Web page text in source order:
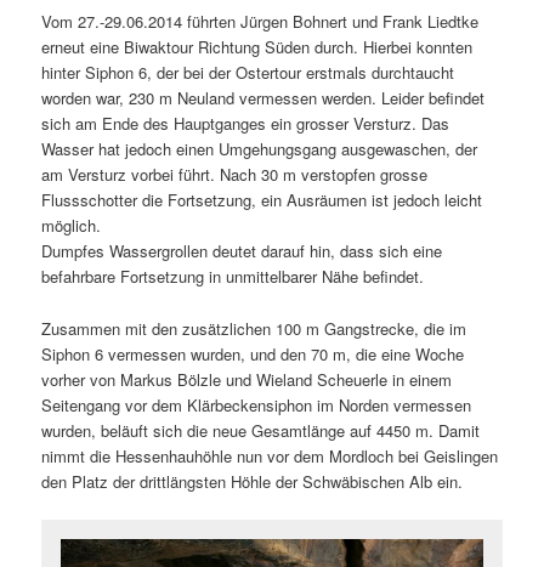
Vom 27.-29.06.2014 führten Jürgen Bohnert und Frank Liedtke
erneut eine Biwaktour Richtung Süden durch. Hierbei konnten
hinter Siphon 6, der bei der Ostertour erstmals durchtaucht
worden war, 230 m Neuland vermessen werden. Leider befindet
sich am Ende des Hauptganges ein grosser Versturz. Das
Wasser hat jedoch einen Umgehungsgang ausgewaschen, der
am Versturz vorbei führt. Nach 30 m verstopfen grosse
Flussschotter die Fortsetzung, ein Ausräumen ist jedoch leicht
möglich.
Dumpfes Wassergrollen deutet darauf hin, dass sich eine
befahrbare Fortsetzung in unmittelbarer Nähe befindet.
Zusammen mit den zusätzlichen 100 m Gangstrecke, die im
Siphon 6 vermessen wurden, und den 70 m, die eine Woche
vorher von Markus Bölzle und Wieland Scheuerle in einem
Seitengang vor dem Klärbeckensiphon im Norden vermessen
wurden, beläuft sich die neue Gesamtlänge auf 4450 m. Damit
nimmt die Hessenhauhöhle nun vor dem Mordloch bei Geislingen
den Platz der drittlängsten Höhle der Schwäbischen Alb ein.